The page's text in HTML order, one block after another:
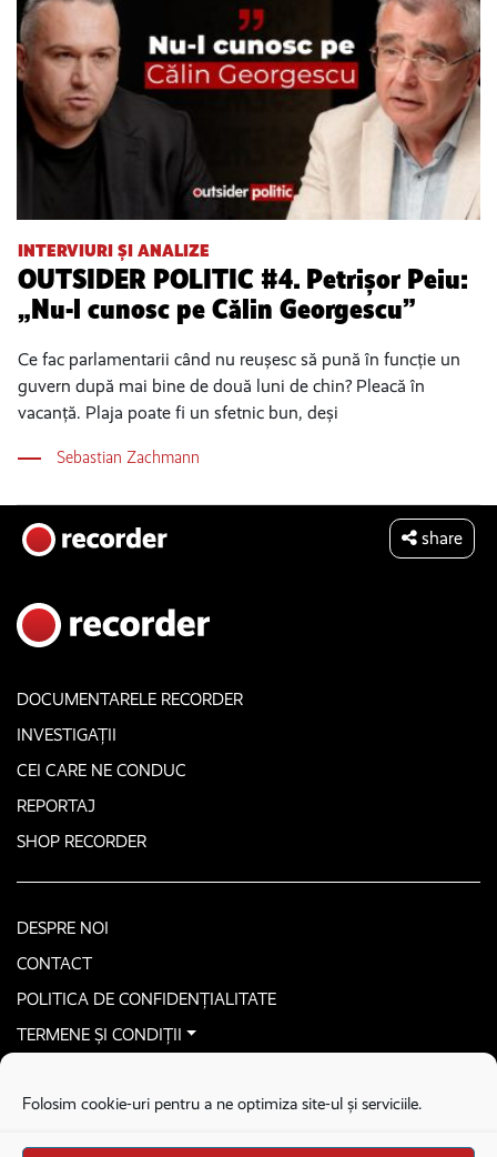
Folosim cookie-uri pentru a ne optimiza site-ul și serviciile.
INTERVIURI ȘI ANALIZE
OUTSIDER POLITIC #4. Petrișor Peiu:
„Nu-l cunosc pe Călin Georgescu”
Ce fac parlamentarii când nu reușesc să pună în funcție un
guvern după mai bine de două luni de chin? Pleacă în
vacanță. Plaja poate fi un sfetnic bun, deși
Sebastian Zachmann
share
DOCUMENTARELE RECORDER
INVESTIGAȚII
CEI CARE NE CONDUC
REPORTAJ
SHOP RECORDER
DESPRE NOI
CONTACT
POLITICA DE CONFIDENȚIALITATE
TERMENE ȘI CONDIȚII